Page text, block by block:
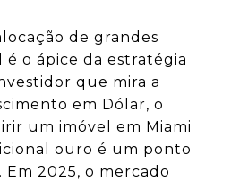
de grandes
o ápice da estratégia
que mira a
em Dólar, o
um imóvel em Miami
ouro é um ponto
Em 2025, o mercado